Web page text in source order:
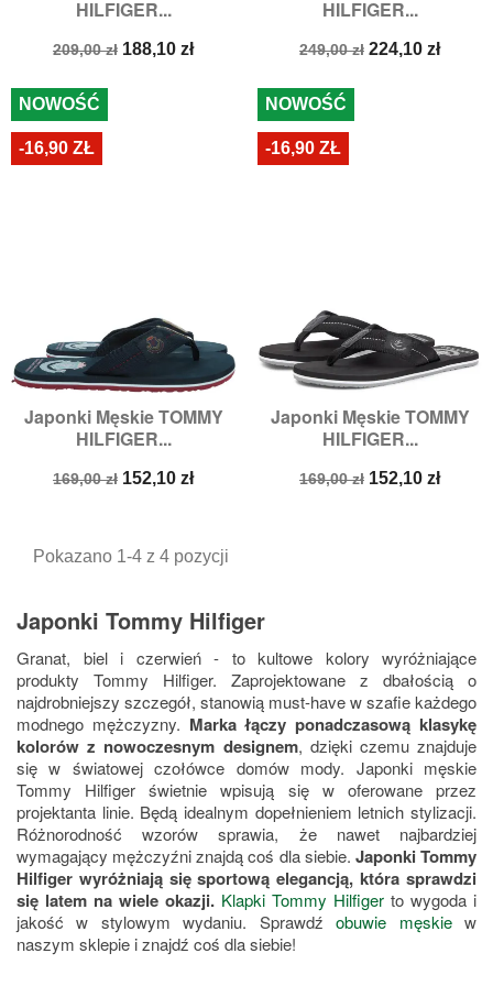
HILFIGER...
Cena
209,00 zł Cena
188,10 zł
HILFIGER...
Cena
249,00 zł Cena
224,10 zł
Japonki Męskie TOMMY
HILFIGER...
Cena
169,00 zł Cena
152,10 zł
NOWOŚĆ
-16,90 ZŁ
Japonki Męskie TOMMY
HILFIGER...
Cena
169,00 zł Cena
152,10 zł
NOWOŚĆ
-16,90 ZŁ
Pokazano 1-4 z 4 pozycji
Japonki Tommy Hilfiger
Granat, biel i czerwień - to kultowe kolory wyróżniające
produkty Tommy Hilfiger. Zaprojektowane z dbałością o
najdrobniejszy szczegół, stanowią must-have w szafie każdego
modnego mężczyzny. Marka łączy ponadczasową klasykę
kolorów z nowoczesnym designem, dzięki czemu znajduje
się w światowej czołówce domów mody. Japonki męskie
Tommy Hilfiger świetnie wpisują się w oferowane przez
projektanta linie. Będą idealnym dopełnieniem letnich stylizacji.
Różnorodność wzorów sprawia, że nawet najbardziej
wymagający mężczyźni znajdą coś dla siebie. Japonki Tommy
Hilfiger wyróżniają się sportową elegancją, która sprawdzi
się latem na wiele okazji. Klapki Tommy Hilfiger to wygoda i
jakość w stylowym wydaniu. Sprawdźobuwie męskiew
naszym sklepie i znajdź coś dla siebie!